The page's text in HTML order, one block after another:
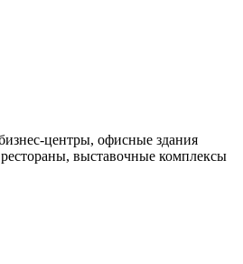
центры, офисные здания
выставочные комплексы